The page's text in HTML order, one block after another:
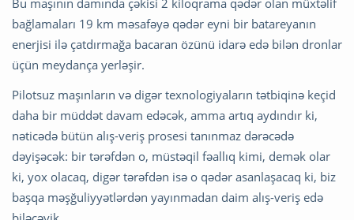
bağlamaları 19 km məsafəyə qədər eyni bir batareyanın
enerjisi ilə çatdırmağa bacaran özünü idarə edə bilən dronlar
üçün meydança yerləşir.
Pilotsuz maşınların və digər texnologiyaların tətbiqinə keçid
daha bir müddət davam edəcək, amma artıq aydındır ki,
nəticədə bütün alış-veriş prosesi tanınmaz dərəcədə
dəyişəcək: bir tərəfdən o, müstəqil fəallıq kimi, demək olar
ki, yox olacaq, digər tərəfdən isə o qədər asanlaşacaq ki, biz
başqa məşğuliyyətlərdən yayınmadan daim alış-veriş edə